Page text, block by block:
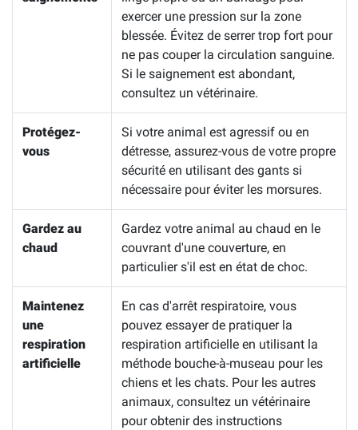
exercer une pression sur la zone
blessée. Évitez de serrer trop fort pour
ne pas couper la circulation sanguine.
Si le saignement est abondant,
consultez un vétérinaire.
Protégez-
vous
Si votre animal est agressif ou en
détresse, assurez-vous de votre propre
sécurité en utilisant des gants si
nécessaire pour éviter les morsures.
Gardez au
chaud
Gardez votre animal au chaud en le
couvrant d'une couverture, en
particulier s'il est en état de choc.
Maintenez
une
respiration
artificielle
En cas d'arrêt respiratoire, vous
pouvez essayer de pratiquer la
respiration artificielle en utilisant la
méthode bouche-à-museau pour les
chiens et les chats. Pour les autres
animaux, consultez un vétérinaire
pour obtenir des instructions